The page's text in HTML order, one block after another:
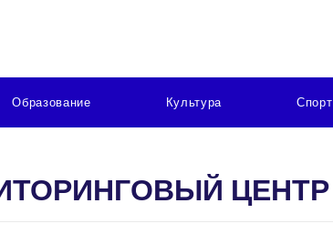
Образование Культура Спорт
ЦЕНТР